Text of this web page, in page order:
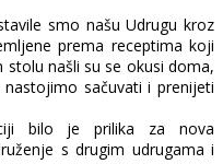
smo našu Udrugu kroz
prema receptima koji
stolu našli su se okusi doma,
sačuvati i prenijeti
bilo je prilika za nova
s drugim udrugama i